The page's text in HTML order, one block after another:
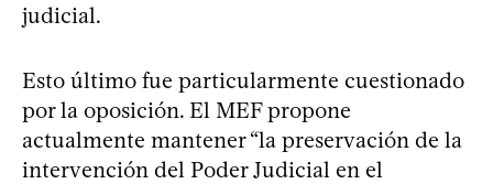
judicial.
Esto último fue particularmente cuestionado
por la oposición. El MEF propone
actualmente mantener “la preservación de la
intervención del Poder Judicial en el